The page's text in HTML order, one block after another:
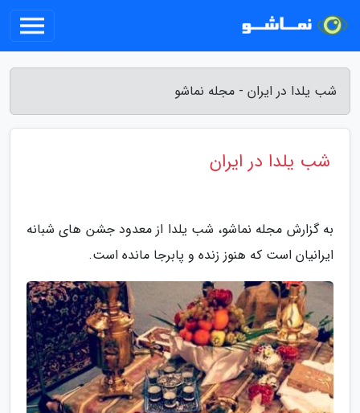
شب یلدا در ایران - مجله نماشو
شب یلدا در ایران
به گزارش مجله نماشو، شب یلدا از معدود جشن های شبانه
ایرانیان است که هنوز زنده و پابرجا مانده است.